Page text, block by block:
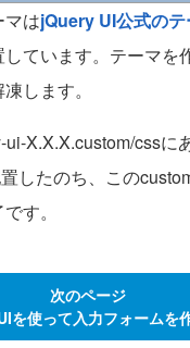
はjQuery UI公式のテ
ています。テーマを
します。
X.X.X.custom/cssに
したのち、この
す。
次のページ
を使って入力フォームを